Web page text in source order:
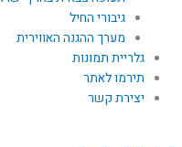
גיבורי החיל
מערך ההגנה האווירית
גלריית תמונות
תירמו לאתר
יצירת קשר